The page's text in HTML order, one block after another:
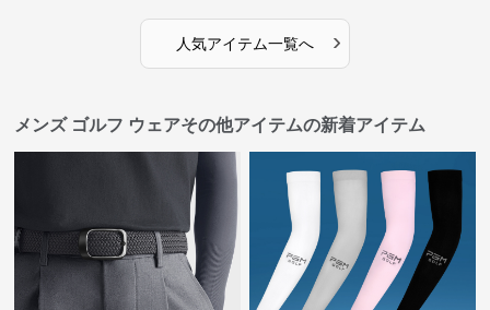
人気アイテム一覧へ ›
メンズ ゴルフ ウェアその他アイテムの新着アイテム